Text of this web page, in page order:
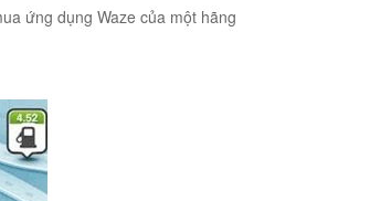
ứng dụng Waze của một hãng